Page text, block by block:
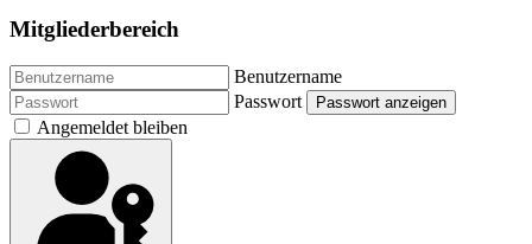
Mitgliederbereich
Benutzername
Passwort
Passwort anzeigen
Angemeldet bleiben